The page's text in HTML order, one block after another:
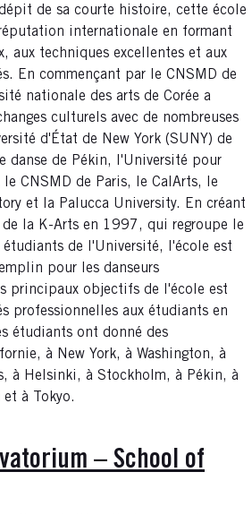
de sa courte histoire, cette école
internationale en formant
aux techniques excellentes et aux
En commençant par le CNSMD de
nationale des arts de Corée a
culturels avec de nombreuses
d'État de New York (SUNY) de
danse de Pékin, l'Université pour
CNSMD de Paris, le CalArts, le
et la Palucca University. En créant
de la K-Arts en 1997, qui regroupe le
de l'Université, l'école est
pour les danseurs
principaux objectifs de l'école est
professionnelles aux étudiants en
étudiants ont donné des
à New York, à Washington, à
à Helsinki, à Stockholm, à Pékin, à
à Tokyo.
– School of